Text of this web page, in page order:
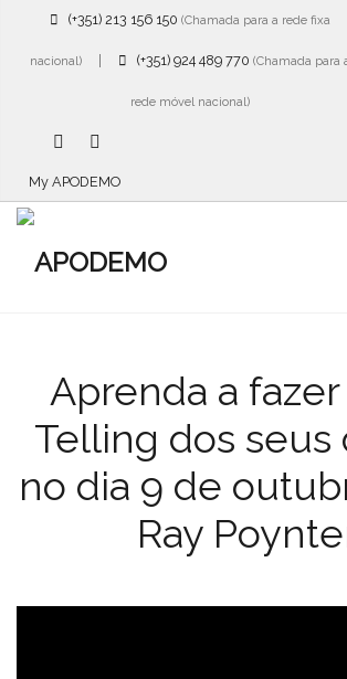
(+351) 213 156 150 (Chamada para a rede fixa
nacional)| (+351) 924 489 770 (Chamada para
rede móvel nacional)
My APODEMO
Aprenda a
Telling dos seus
no dia 9 de
Ray